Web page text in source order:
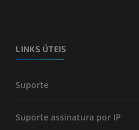
LINKS ÚTEIS
Suporte
Suporte assinatura por IP